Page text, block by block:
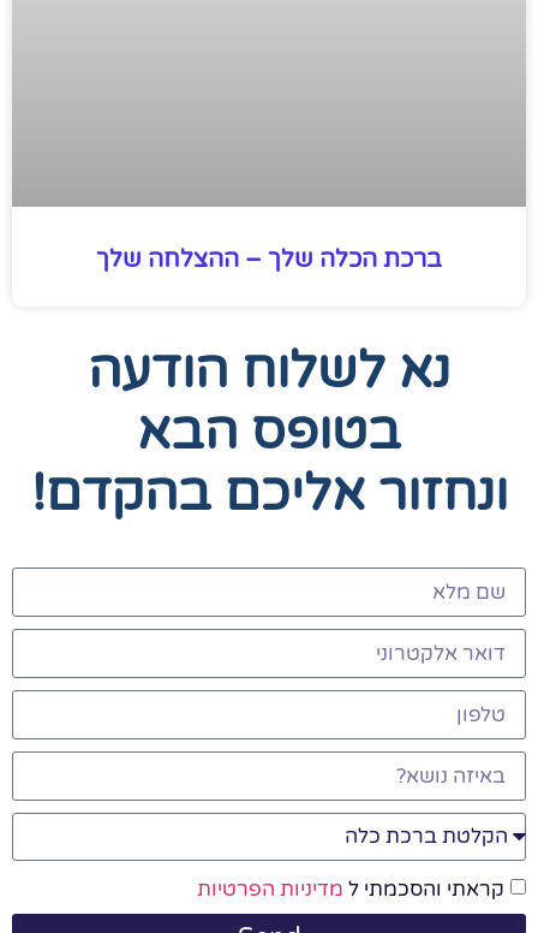
ברכת הכלה שלך – ההצלחה שלך
נא לשלוח הודעה
בטופס הבא
ונחזור אליכם בהקדם!
קראתי והסכמתי ל מדיניות הפרטיות